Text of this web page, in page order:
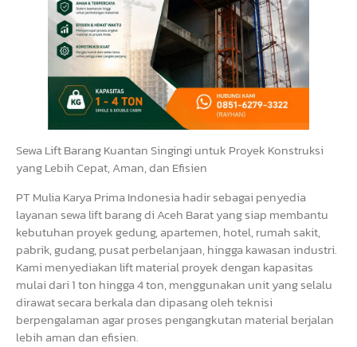
Sewa Lift Barang Kuantan Singingi untuk Proyek Konstruksi
yang Lebih Cepat, Aman, dan Efisien
PT Mulia Karya Prima Indonesia hadir sebagai penyedia
layanan sewa lift barang di Aceh Barat yang siap membantu
kebutuhan proyek gedung, apartemen, hotel, rumah sakit,
pabrik, gudang, pusat perbelanjaan, hingga kawasan industri.
Kami menyediakan lift material proyek dengan kapasitas
mulai dari 1 ton hingga 4 ton, menggunakan unit yang selalu
dirawat secara berkala dan dipasang oleh teknisi
berpengalaman agar proses pengangkutan material berjalan
lebih aman dan efisien.